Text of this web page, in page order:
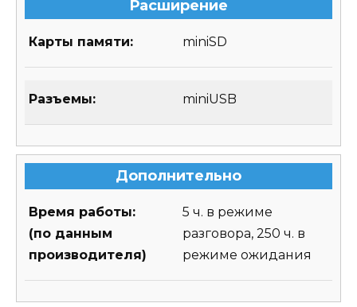
Расширение
Карты памяти: miniSD
Разъемы: miniUSB
Дополнительно
Время работы:
(по данным
производителя)
5 ч. в режиме
разговора, 250 ч. в
режиме ожидания